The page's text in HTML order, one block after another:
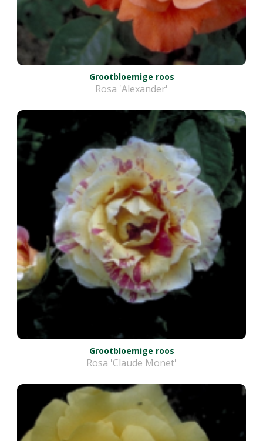
Grootbloemige roos
Rosa 'Alexander'
Grootbloemige roos
Rosa 'Claude Monet'